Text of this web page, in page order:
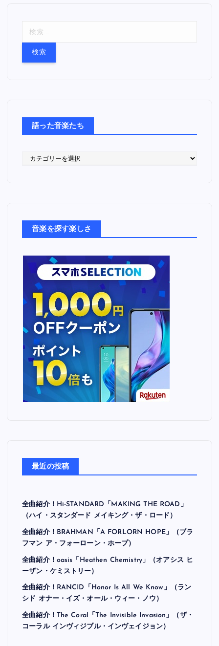
語った音楽たち
音楽を探す楽しさ
最近の投稿
全曲紹介！Hi-STANDARD「MAKING THE ROAD」
（ハイ・スタンダード メイキング・ザ・ロード）
全曲紹介！BRAHMAN「A FORLORN HOPE」（ブラ
フマン ア・フォーローン・ホープ）
全曲紹介！oasis「Heathen Chemistry」（オアシス ヒ
ーザン・ケミストリー）
全曲紹介！RANCID「Honor Is All We Know」（ラン
シド オナー・イズ・オール・ウィー・ノウ）
全曲紹介！The Coral「The Invisible Invasion」（ザ・
コーラル インヴィジブル・インヴェイジョン）